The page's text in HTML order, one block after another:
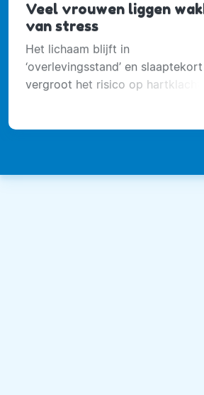
Veel vrouwen liggen
van stress
Het lichaam blijft in
‘overlevingsstand’ en slaaptekort
vergroot het risico op